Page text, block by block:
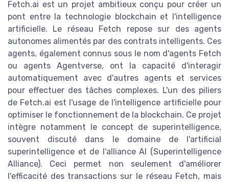
Fetch.ai est un projet ambitieux conçu pour créer un
pont entre la technologie blockchain et l'intelligence
artificielle. Le réseau Fetch repose sur des agents
autonomes alimentés par des contrats intelligents. Ces
agents, également connus sous le nom d'agents Fetch
ou agents Agentverse, ont la capacité d'interagir
automatiquement avec d'autres agents et services
pour effectuer des tâches complexes. L'un des piliers
de Fetch.ai est l'usage de l'intelligence artificielle pour
optimiser le fonctionnement de la blockchain. Ce projet
intègre notamment le concept de superintelligence,
souvent discuté dans le domaine de l'artificial
superintelligence et de l'alliance AI (Superintelligence
Alliance). Ceci permet non seulement d'améliorer
l'efficacité des transactions sur le réseau Fetch, mais